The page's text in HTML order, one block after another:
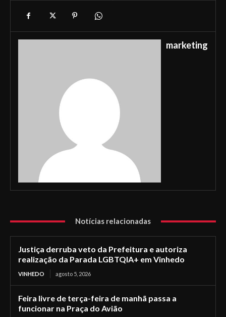
marketing
Notícias relacionadas
Justiça derruba veto da Prefeitura e autoriza
realização da Parada LGBTQIA+ em Vinhedo
VINHEDO agosto 5, 2026
Feira livre de terça-feira de manhã passa a
funcionar na Praça do Avião